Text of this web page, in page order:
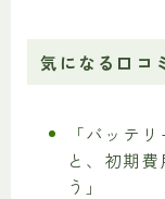
気になる口コ
「バッテ
と、初期
う」